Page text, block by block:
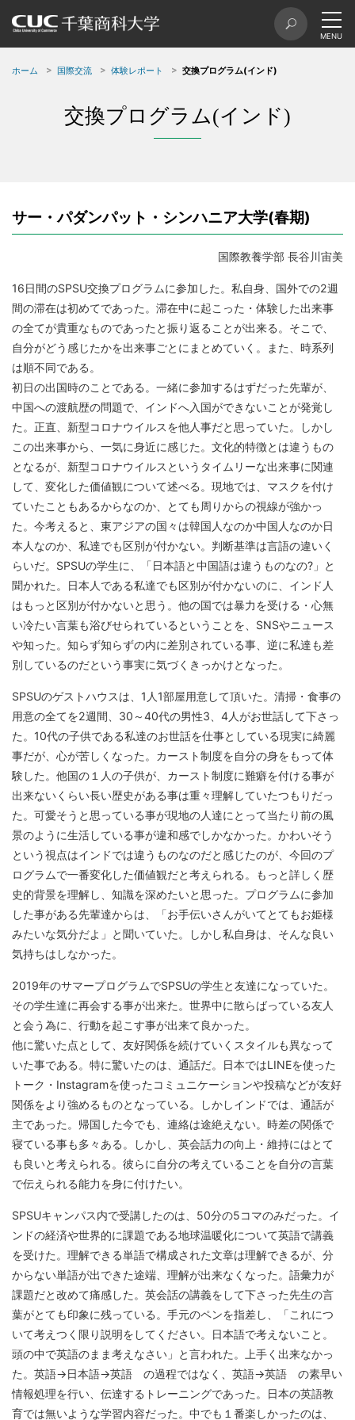
ホーム 国際交流 体験レポート 交換プログラム(インド)
交換プログラム(インド)
サー・パダンパット・シンハニア大学(春期)
国際教養学部 長谷川宙美
16日間のSPSU交換プログラムに参加した。私自身、国外での2週
間の滞在は初めてであった。滞在中に起こった・体験した出来事
の全てが貴重なものであったと振り返ることが出来る。そこで、
自分がどう感じたかを出来事ごとにまとめていく。また、時系列
は順不同である。
初日の出国時のことである。一緒に参加するはずだった先輩が、
中国への渡航歴の問題で、インドへ入国ができないことが発覚し
た。正直、新型コロナウイルスを他人事だと思っていた。しかし
この出来事から、一気に身近に感じた。文化的特徴とは違うもの
となるが、新型コロナウイルスというタイムリーな出来事に関連
して、変化した価値観について述べる。現地では、マスクを付け
ていたこともあるからなのか、とても周りからの視線が強かっ
た。今考えると、東アジアの国々は韓国人なのか中国人なのか日
本人なのか、私達でも区別が付かない。判断基準は言語の違いく
らいだ。SPSUの学生に、「日本語と中国語は違うものなの?」と
聞かれた。日本人である私達でも区別が付かないのに、インド人
はもっと区別が付かないと思う。他の国では暴力を受ける・心無
い冷たい言葉も浴びせられているということを、SNSやニュース
や知った。知らず知らずの内に差別されている事、逆に私達も差
別しているのだという事実に気づくきっかけとなった。
SPSUのゲストハウスは、1人1部屋用意して頂いた。清掃・食事の
用意の全てを2週間、30～40代の男性3、4人がお世話して下さっ
た。10代の子供である私達のお世話を仕事としている現実に綺麗
事だが、心が苦しくなった。カースト制度を自分の身をもって体
験した。他国の１人の子供が、カースト制度に難癖を付ける事が
出来ないくらい長い歴史がある事は重々理解していたつもりだっ
た。可愛そうと思っている事が現地の人達にとって当たり前の風
景のように生活している事が違和感でしかなかった。かわいそう
という視点はインドでは違うものなのだと感じたのが、今回のプ
ログラムで一番変化した価値観だと考えられる。もっと詳しく歴
史的背景を理解し、知識を深めたいと思った。プログラムに参加
した事がある先輩達からは、「お手伝いさんがいてとてもお姫様
みたいな気分だよ」と聞いていた。しかし私自身は、そんな良い
気持ちはしなかった。
2019年のサマープログラムでSPSUの学生と友達になっていた。
その学生達に再会する事が出来た。世界中に散らばっている友人
と会う為に、行動を起こす事が出来て良かった。
他に驚いた点として、友好関係を続けていくスタイルも異なって
いた事である。特に驚いたのは、通話だ。日本ではLINEを使った
トーク・Instagramを使ったコミュニケーションや投稿などが友好
関係をより強めるものとなっている。しかしインドでは、通話が
主であった。帰国した今でも、連絡は途絶えない。時差の関係で
寝ている事も多々ある。しかし、英会話力の向上・維持にはとて
も良いと考えられる。彼らに自分の考えていることを自分の言葉
で伝えられる能力を身に付けたい。
SPSUキャンパス内で受講したのは、50分の5コマのみだった。イ
ンドの経済や世界的に課題である地球温暖化について英語で講義
を受けた。理解できる単語で構成された文章は理解できるが、分
からない単語が出できた途端、理解が出来なくなった。語彙力が
課題だと改めて痛感した。英会話の講義をして下さった先生の言
葉がとても印象に残っている。手元のペンを指差し、「これにつ
いて考えつく限り説明をしてください。日本語で考えないこと。
頭の中で英語のまま考えなさい」と言われた。上手く出来なかっ
た。英語→日本語→英語 の過程ではなく、英語→英語 の素早い
情報処理を行い、伝達するトレーニングであった。日本の英語教
育では無いような学習内容だった。中でも１番楽しかったのは、